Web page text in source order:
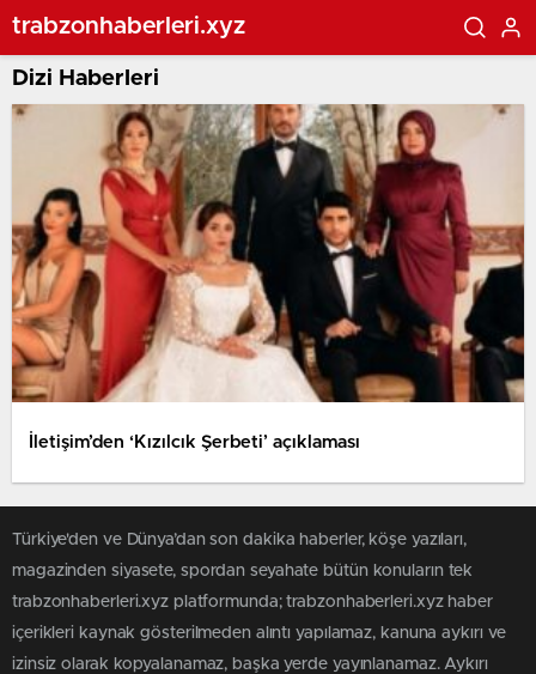
trabzonhaberleri.xyz
Dizi Haberleri
İletişim’den ‘Kızılcık Şerbeti’ açıklaması
Türkiye'den ve Dünya’dan son dakika haberler, köşe yazıları,
magazinden siyasete, spordan seyahate bütün konuların tek
trabzonhaberleri.xyz platformunda; trabzonhaberleri.xyz haber
içerikleri kaynak gösterilmeden alıntı yapılamaz, kanuna aykırı ve
izinsiz olarak kopyalanamaz, başka yerde yayınlanamaz. Aykırı